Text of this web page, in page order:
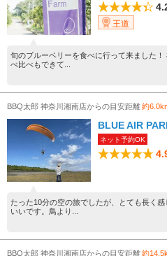
王道
旬のブルーベリーを食べに行って来ました
べ比べもできて...
BBQ太郎 神奈川湘南店からの目安距離約
BLUE AIR
ネット予約OK
たった10分の空の旅でしたが、とても長く
いいです。鳥より...
BBQ太郎 神奈川湘南店からの目安距離約